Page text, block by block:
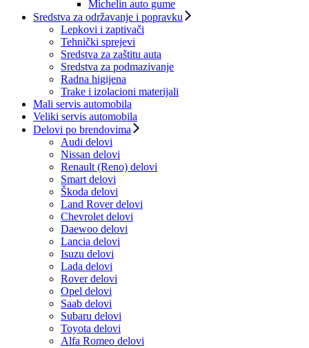
Michelin auto gume
Sredstva za održavanje i popravku
Lepkovi i zaptivači
Tehnički sprejevi
Sredstva za zaštitu auta
Sredstva za podmazivanje
Radna higijena
Trake i izolacioni materijali
Mali servis automobila
Veliki servis automobila
Delovi po brendovima
Audi delovi
Nissan delovi
Renault (Reno) delovi
Smart delovi
Škoda delovi
Land Rover delovi
Chevrolet delovi
Daewoo delovi
Lancia delovi
Isuzu delovi
Lada delovi
Rover delovi
Opel delovi
Saab delovi
Subaru delovi
Toyota delovi
Alfa Romeo delovi